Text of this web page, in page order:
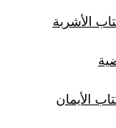
الأشربة
الأيمان